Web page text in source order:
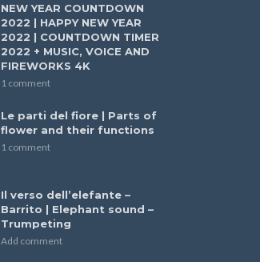
NEW YEAR COUNTDOWN
2022 | HAPPY NEW YEAR
2022 | COUNTDOWN TIMER
2022 + MUSIC, VOICE AND
FIREWORKS 4K
1 comment
Le parti del fiore | Parts of
flower and their functions
1 comment
Il verso dell’elefante –
Barrito | Elephant sound –
Trumpeting
Add comment